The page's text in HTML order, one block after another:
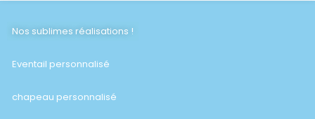
Nos sublimes réalisations !
Eventail personnalisé
chapeau personnalisé